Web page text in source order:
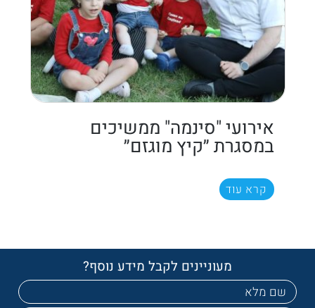
אירועי "סינמה" ממשיכים
במסגרת ״קיץ מוגזם״
קרא עוד
מעוניינים לקבל מידע נוסף?